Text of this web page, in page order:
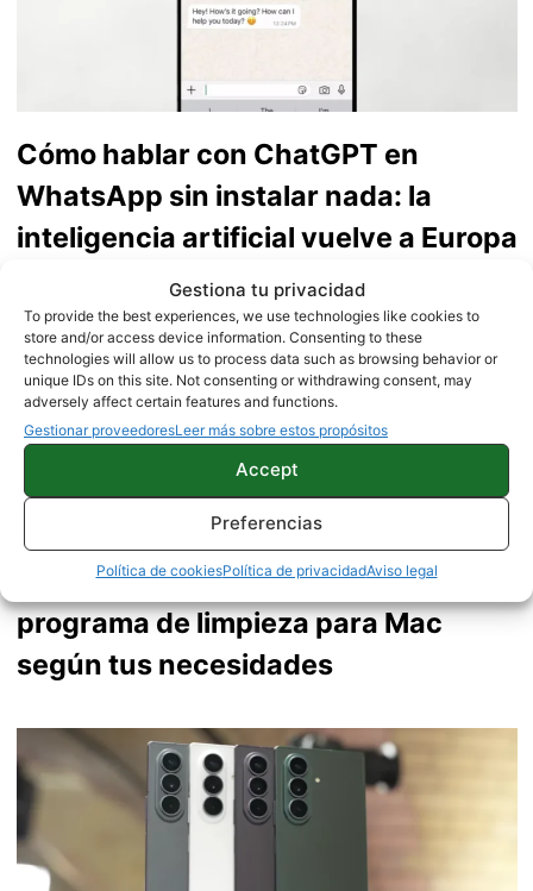
Gestiona tu privacidad
To provide the best experiences, we use technologies like cookies to
store and/or access device information. Consenting to these
technologies will allow us to process data such as browsing behavior or
unique IDs on this site. Not consenting or withdrawing consent, may
adversely affect certain features and functions.
Gestionar proveedoresLeer más sobre estos propósitos
Accept
Preferencias
Política de cookiesPolítica de privacidadAviso legal
Cómo hablar con ChatGPT en
WhatsApp sin instalar nada: la
inteligencia artificial vuelve a Europa
Cómo evaluar y elegir el mejor
programa de limpieza para Mac
según tus necesidades